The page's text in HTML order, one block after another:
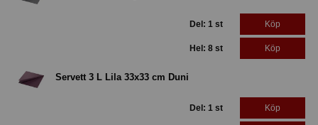
Del: 1 st Köp
Hel: 8 st Köp
Servett 3 L Lila 33x33 cm Duni
Del: 1 st Köp